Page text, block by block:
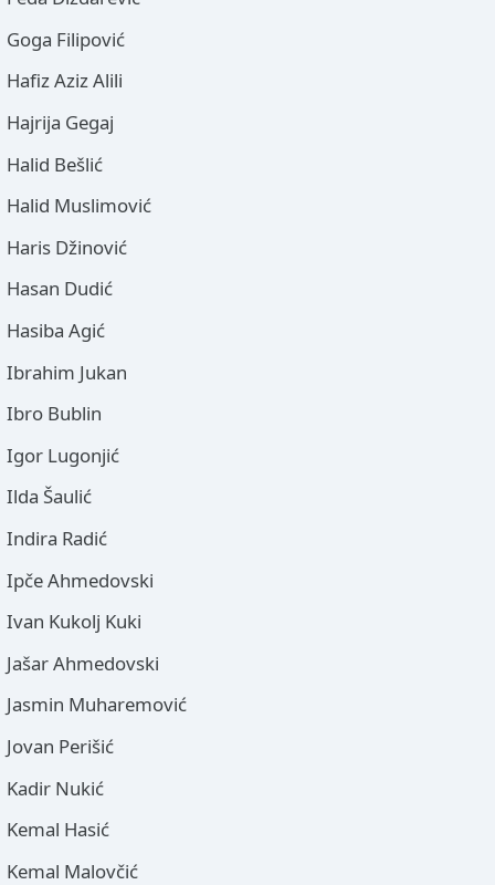
Goga Filipović
Hafiz Aziz Alili
Hajrija Gegaj
Halid Bešlić
Halid Muslimović
Haris Džinović
Hasan Dudić
Hasiba Agić
Ibrahim Jukan
Ibro Bublin
Igor Lugonjić
Ilda Šaulić
Indira Radić
Ipče Ahmedovski
Ivan Kukolj Kuki
Jašar Ahmedovski
Jasmin Muharemović
Jovan Perišić
Kadir Nukić
Kemal Hasić
Kemal Malovčić